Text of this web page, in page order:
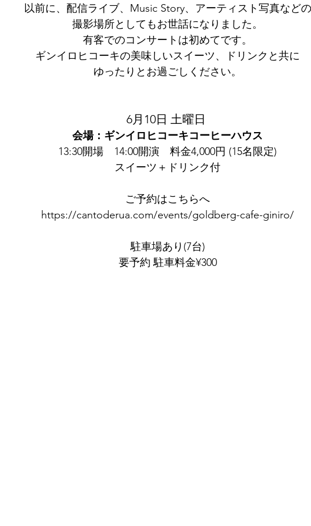
以前に、配信ライブ、Music Story、アーティスト写真などの
撮影場所としてもお世話になりました。
有客でのコンサートは初めてです。
ギンイロヒコーキの美味しいスイーツ、ドリンクと共に
ゆったりとお過ごしください。
6月10日 土曜日
会場：ギンイロヒコーキコーヒーハウス
13:30開場　14:00開演　料金4,000円 (15名限定)
スイーツ＋ドリンク付
ご予約はこちらへ
https://cantoderua.com/events/goldberg-cafe-giniro/
駐車場あり(7台)
要予約 駐車料金¥300